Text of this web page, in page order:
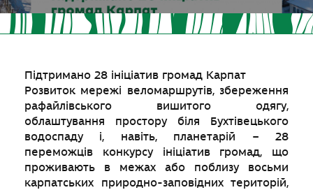
Підтримано 28 ініціатив громад Карпат
Розвиток мережі веломаршрутів, збереження
рафайлівського вишитого одягу,
облаштування простору біля Бухтівецького
водоспаду і, навіть, планетарій – 28
переможців конкурсу ініціатив громад, що
проживають в межах або поблизу восьми
карпатських природно-заповідних територій,